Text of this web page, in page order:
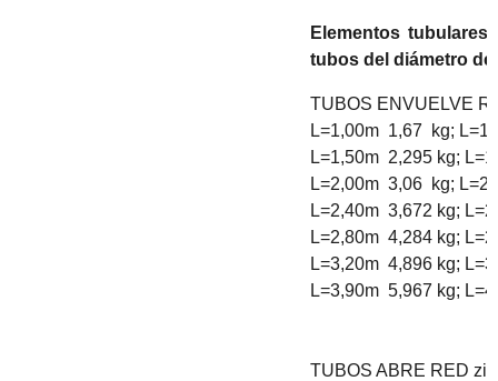
Elementos
tubos del diámetro
TUBOS ENVUELVE
L=1,00m 1,67 kg;
L=1,50m 2,295 kg;
L=2,00m 3,06 kg;
L=2,40m 3,672 kg;
L=2,80m 4,284 kg;
L=3,20m 4,896 kg;
L=3,90m 5,967 kg;
TUBOS ABRE RED